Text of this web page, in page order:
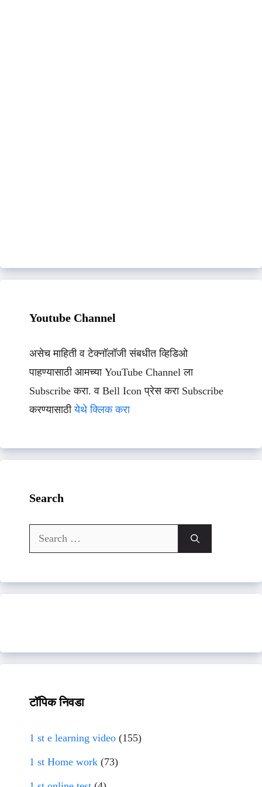
Youtube Channel
असेच माहिती व टेक्नॉलॉजी संबधीत व्हिडिओ
पाहण्यासाठी आमच्या YouTube Channel ला
Subscribe करा. व Bell Icon प्रेस करा Subscribe
करण्यासाठीयेथे क्लिक करा
Search
Search
for:
टॉपिक निवडा
1 st e learning video (155)
1 st Home work (73)